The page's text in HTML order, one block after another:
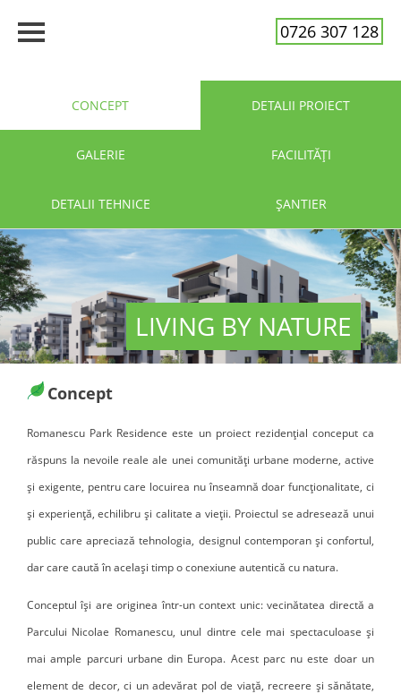
0726 307 128
CONCEPT DETALII PROIECT
GALERIE FACILITĂȚI
DETALII TEHNICE ȘANTIER
LIVING BY NATURE
Concept
Romanescu Park Residence este un proiect rezidențial conceput ca
răspuns la nevoile reale ale unei comunități urbane moderne, active
și exigente, pentru care locuirea nu înseamnă doar funcționalitate, ci
și experiență, echilibru și calitate a vieții. Proiectul se adresează unui
public care apreciază tehnologia, designul contemporan și confortul,
dar care caută în același timp o conexiune autentică cu natura.
Conceptul își are originea într-un context unic: vecinătatea directă a
Parcului Nicolae Romanescu, unul dintre cele mai spectaculoase și
mai ample parcuri urbane din Europa. Acest parc nu este doar un
element de decor, ci un adevărat pol de viață, recreere și sănătate,